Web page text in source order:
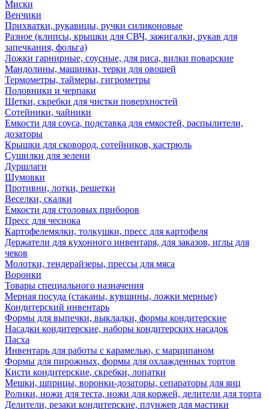
Миски
Венчики
Прихватки, рукавицы, ручки силиконовые
Разное (клипсы, крышки для СВЧ, зажигалки, рукав для
запечкания, фольга)
Ложки гарнирные, соусные, для риса, вилки поварские
Мандолины, машинки, терки для овощей
Термометры, таймеры, гигрометры
Половники и черпаки
Щетки, скребки для чистки поверхностей
Сотейники, чайники
Емкости для соуса, подставка для емкостей, распылители,
дозаторы
Крышки для сковород, сотейников, кастрюль
Сушилки для зелени
Дуршлаги
Шумовки
Противни, лотки, решетки
Веселки, скалки
Емкости для столовых приборов
Пресс для чеснока
Картофелемялки, толкушки, пресс для картофеля
Держатели для кухонного инвентаря, для заказов, иглы для
чеков
Молотки, тендерайзеры, прессы для мяса
Воронки
Товары специального назначения
Мерная посуда (стаканы, кувшины, ложки мерные)
Кондитерский инвентарь
Формы для выпечки, выкладки, формы кондитерские
Насадки кондитерские, наборы кондитерских насадок
Пасха
Инвентарь для работы с карамелью, с марципаном
Формы для пирожных, формы для охлажденных тортов
Кисти кондитерские, скребки, лопатки
Мешки, шприцы, воронки-дозаторы, сепараторы для яиц
Ролики, ножи для теста, ножи для коржей, делители для торта
Делители, резаки кондитерские, плунжер для мастики